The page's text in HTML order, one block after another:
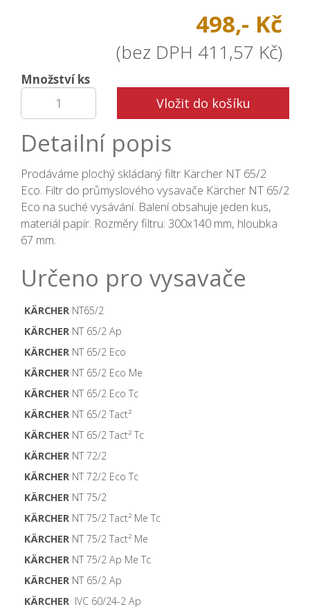
498,- Kč
(bez DPH 411,57 Kč)
Množství ks
Vložit do košíku
Detailní popis
Prodáváme plochý skládaný filtr Kärcher NT 65/2
Eco. Filtr do průmyslového vysavače Kärcher NT 65/2
Eco na suché vysávání. Balení obsahuje jeden kus,
materiál papír. Rozměry filtru: 300x140 mm, hloubka
67 mm.
Určeno pro vysavače
KÄRCHER NT65/2
KÄRCHER NT 65/2 Ap
KÄRCHER NT 65/2 Eco
KÄRCHER NT 65/2 Eco Me
KÄRCHER NT 65/2 Eco Tc
KÄRCHER NT 65/2 Tact²
KÄRCHER NT 65/2 Tact² Tc
KÄRCHER NT 72/2
KÄRCHER NT 72/2 Eco Tc
KÄRCHER NT 75/2
KÄRCHER NT 75/2 Tact² Me Tc
KÄRCHER NT 75/2 Tact² Me
KÄRCHER NT 75/2 Ap Me Tc
KÄRCHER NT 65/2 Ap
KÄRCHER IVC 60/24-2 Ap